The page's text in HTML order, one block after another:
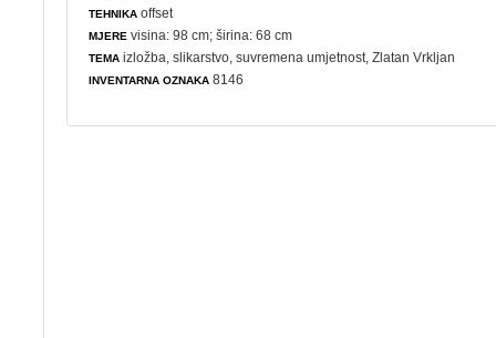
TEHNIKA offset
MJERE visina: 98 cm; širina: 68 cm
TEMA izložba ,slikarstvo ,suvremena umjetnost , Zlatan Vrkljan
INVENTARNA OZNAKA 8146